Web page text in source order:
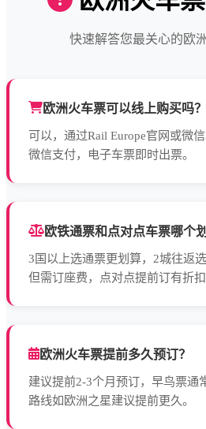
快速解答您最关心的欧
欧洲火车票可以线上购买吗？
可以，通过Rail Europe官网或微
微信支付，电子车票即时出票。
欧铁通票和点对点车票哪个划
3国以上选通票更划算，2城往返
但需订座费，点对点提前订有折扣
欧洲火车票提前多久预订？
建议提前2-3个月预订，早鸟票通
路线如欧洲之星建议提前更久。